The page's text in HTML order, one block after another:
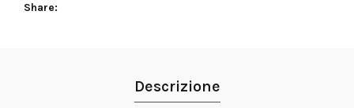
Share
Descrizione